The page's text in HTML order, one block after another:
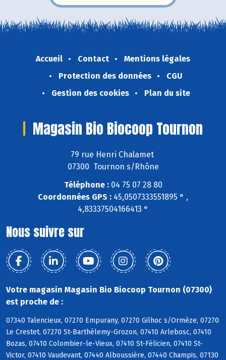
Accueil Contact
Mentions légales
Protection des données
CGU
Gestion des cookies
Plan du site
Magasin Bio Biocoop Tournon
79 rue Henri Chalamet
07300 Tournon s/Rhône
Téléphone :04 75 07 28 80
Coordonnées GPS : 45,0507333551895 ° ,
4,83337504166413 °
Nous suivre sur
Votre magasin Magasin Bio Biocoop Tournon (07300)
est proche de :
07340 Talencieux, 07270 Empurany, 07270 Gilhoc s/Ormèze, 07270
Le Crestet, 07270 St-Barthélemy-Grozon, 07410 Arlebosc, 07410
Bozas, 07410 Colombier-le-Vieux, 07410 St-Félicien, 07410 St-
Victor, 07410 Vaudevant, 07440 Alboussière, 07440 Champis, 07130